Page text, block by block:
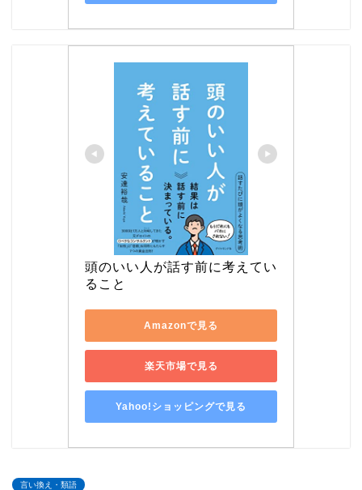
頭のいい人が話す前に考えてい
ること
Amazonで見る
楽天市場で見る
Yahoo!ショッピングで見る
言い換え・類語